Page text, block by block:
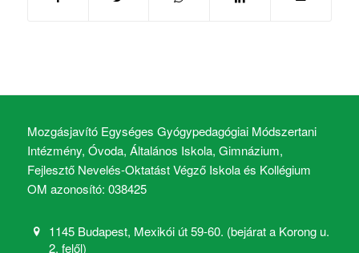
Mozgásjavító Egységes Gyógypedagógiai Módszertani
Intézmény, Óvoda, Általános Iskola, Gimnázium,
Fejlesztő Nevelés-Oktatást Végző Iskola és Kollégium
OM azonosító: 038425
1145 Budapest, Mexikói út 59-60. (bejárat a Korong u.
2. felől)